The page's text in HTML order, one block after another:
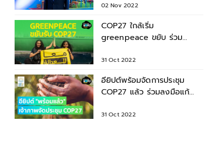
02 Nov 2022
COP27 ใกล้เริ่ม
greenpeace ขยับ ร่วม
สภาพภูมิอากาศ
31 Oct 2022
อียิปต์พร้อมจัดการประชุม
COP27 แล้ว ร่วมลงมือแก้
31 Oct 2022